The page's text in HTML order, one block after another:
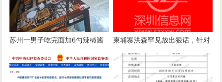
苏州一男子吃完面加6勺辣椒酱
被店主曝光，店主回应：气愤，
曝光的本意是希望不要浪费
柬埔寨洪森罕见放出狠话，针对
国内电诈产业下达终极清剿指
令，要求彻查涉案官员